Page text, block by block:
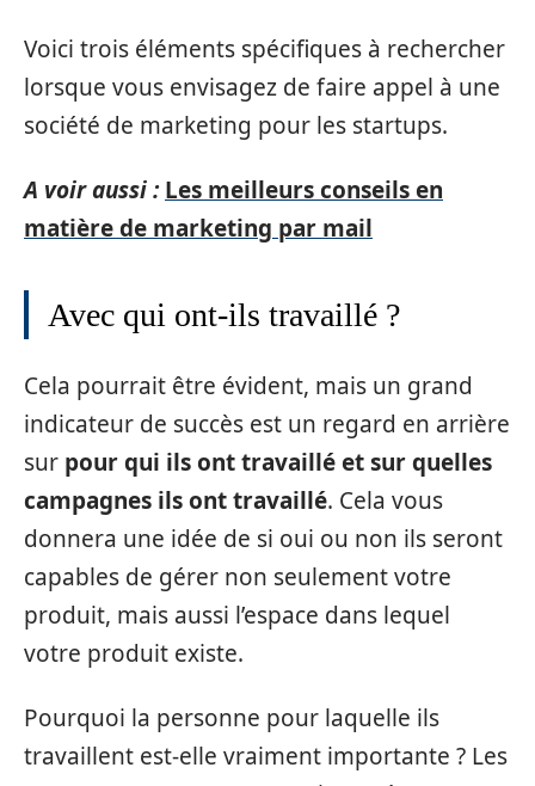
Voici trois éléments spécifiques à rechercher
lorsque vous envisagez de faire appel à une
société de marketing pour les startups.
A voir aussi : Les meilleurs conseils en
matière de marketing par mail
Avec qui ont-ils travaillé ?
Cela pourrait être évident, mais un grand
indicateur de succès est un regard en arrière
sur pour qui ils ont travaillé et sur quelles
campagnes ils ont travaillé. Cela vous
donnera une idée de si oui ou non ils seront
capables de gérer non seulement votre
produit, mais aussi l’espace dans lequel
votre produit existe.
Pourquoi la personne pour laquelle ils
travaillent est-elle vraiment importante ? Les